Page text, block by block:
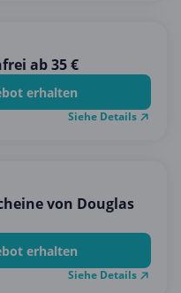
ab 35 €
erhalten
Siehe Details
von Douglas
erhalten
Siehe Details